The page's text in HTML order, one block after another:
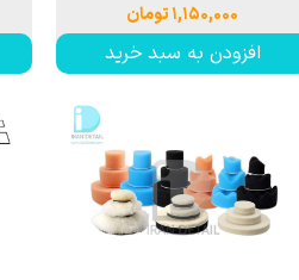
۱,۱۵۰,۰۰۰ تومان
افزودن به سبد خرید